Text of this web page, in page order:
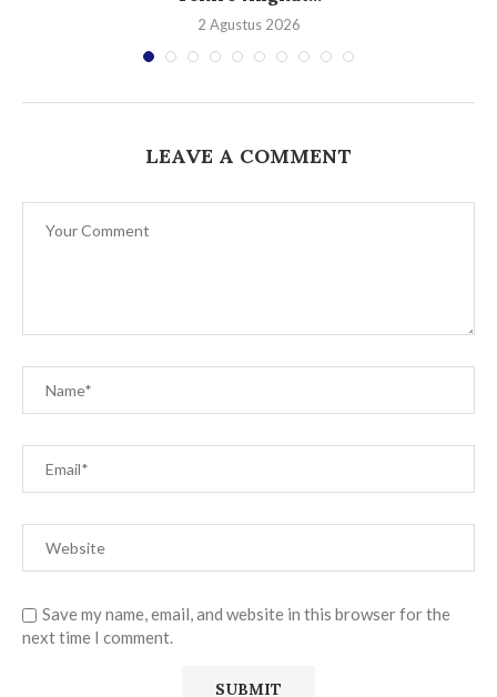
2 Agustus 2026
LEAVE A COMMENT
Save my name, email, and website in this browser for the
next time I comment.